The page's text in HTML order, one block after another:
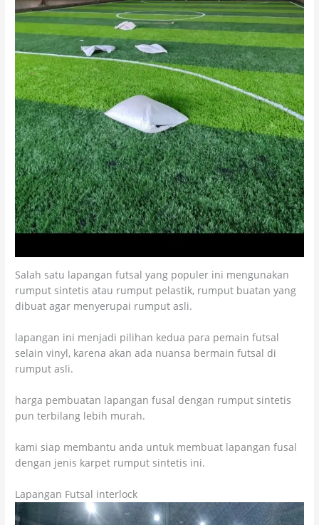
Salah satu lapangan futsal yang populer ini mengunakan
rumput sintetis atau rumput pelastik, rumput buatan yang
dibuat agar menyerupai rumput asli.
lapangan ini menjadi pilihan kedua para pemain futsal
selain vinyl, karena akan ada nuansa bermain futsal di
rumput asli.
harga pembuatan lapangan fusal dengan rumput sintetis
pun terbilang lebih murah.
kami siap membantu anda untuk membuat lapangan fusal
dengan jenis karpet rumput sintetis ini.
Lapangan Futsal interlock